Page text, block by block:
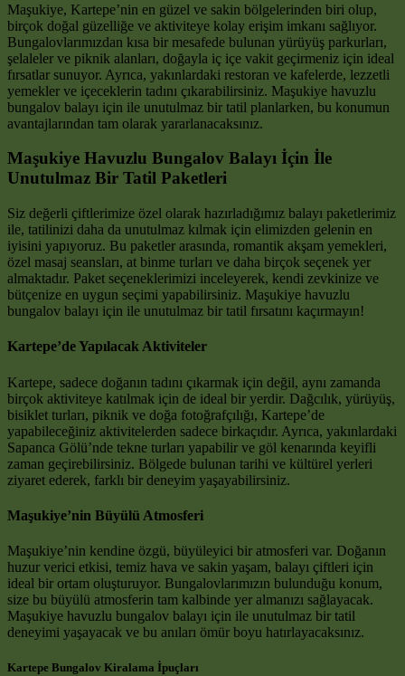
Maşukiye, Kartepe’nin en güzel ve sakin bölgelerinden biri olup,
birçok doğal güzelliğe ve aktiviteye kolay erişim imkanı sağlıyor.
Bungalovlarımızdan kısa bir mesafede bulunan yürüyüş parkurları,
şelaleler ve piknik alanları, doğayla iç içe vakit geçirmeniz için ideal
fırsatlar sunuyor. Ayrıca, yakınlardaki restoran ve kafelerde, lezzetli
yemekler ve içeceklerin tadını çıkarabilirsiniz. Maşukiye havuzlu
bungalov balayı için ile unutulmaz bir tatil planlarken, bu konumun
avantajlarından tam olarak yararlanacaksınız.
Maşukiye Havuzlu Bungalov Balayı İçin İle
Unutulmaz Bir Tatil Paketleri
Siz değerli çiftlerimize özel olarak hazırladığımız balayı paketlerimiz
ile, tatilinizi daha da unutulmaz kılmak için elimizden gelenin en
iyisini yapıyoruz. Bu paketler arasında, romantik akşam yemekleri,
özel masaj seansları, at binme turları ve daha birçok seçenek yer
almaktadır. Paket seçeneklerimizi inceleyerek, kendi zevkinize ve
bütçenize en uygun seçimi yapabilirsiniz. Maşukiye havuzlu
bungalov balayı için ile unutulmaz bir tatil fırsatını kaçırmayın!
Kartepe’de Yapılacak Aktiviteler
Kartepe, sadece doğanın tadını çıkarmak için değil, aynı zamanda
birçok aktiviteye katılmak için de ideal bir yerdir. Dağcılık, yürüyüş,
bisiklet turları, piknik ve doğa fotoğrafçılığı, Kartepe’de
yapabileceğiniz aktivitelerden sadece birkaçıdır. Ayrıca, yakınlardaki
Sapanca Gölü’nde tekne turları yapabilir ve göl kenarında keyifli
zaman geçirebilirsiniz. Bölgede bulunan tarihi ve kültürel yerleri
ziyaret ederek, farklı bir deneyim yaşayabilirsiniz.
Maşukiye’nin Büyülü Atmosferi
Maşukiye’nin kendine özgü, büyüleyici bir atmosferi var. Doğanın
huzur verici etkisi, temiz hava ve sakin yaşam, balayı çiftleri için
ideal bir ortam oluşturuyor. Bungalovlarımızın bulunduğu konum,
size bu büyülü atmosferin tam kalbinde yer almanızı sağlayacak.
Maşukiye havuzlu bungalov balayı için ile unutulmaz bir tatil
deneyimi yaşayacak ve bu anıları ömür boyu hatırlayacaksınız.
Kartepe Bungalov Kiralama İpuçları